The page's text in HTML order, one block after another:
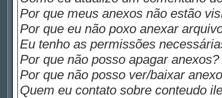
Por que meus anexos não estão
Por que eu não poxo anexar
Eu tenho as permissões
Por que não posso apagar anexos?
Por que não posso ver/baixar
Quem eu contato sobre conteudo